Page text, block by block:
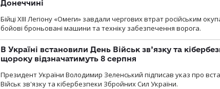
Донеччині
Бійці ХІІІ Легіону «Омеги» завдали чергових втрат російським
бойові броньовані машини та техніку забезпечення ворога.
В Україні встановили День Військ зв’язку та
щороку відзначатимуть 8 серпня
Президент України Володимир Зеленський підписав указ про
Військ зв'язку та кібербезпеки Збройних Сил України.